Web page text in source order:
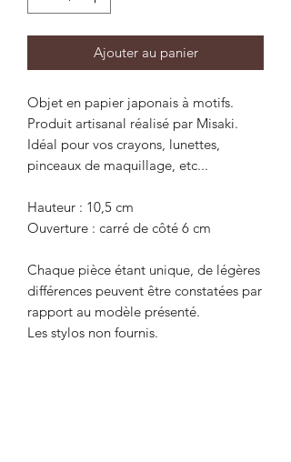
Ajouter au panier
Objet en papier japonais à motifs.
Produit artisanal réalisé par Misaki.
Idéal pour vos crayons, lunettes,
pinceaux de maquillage, etc...
Hauteur : 10,5 cm
Ouverture : carré de côté 6 cm
Chaque pièce étant unique, de légères
différences peuvent être constatées par
rapport au modèle présenté.
Les stylos non fournis.